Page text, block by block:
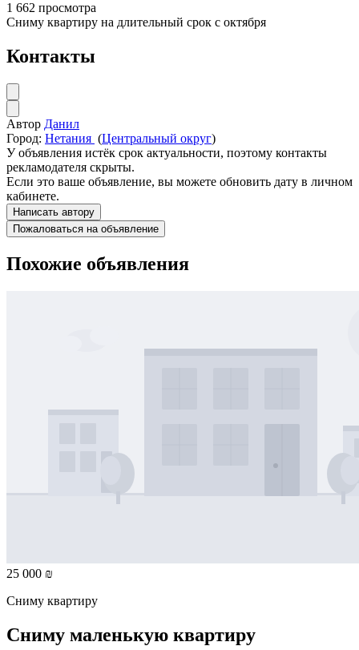
1 662 просмотра
Сниму квартиру на длительный срок с октября
Контакты
Автор Данил
Город: Нетания (Центральный округ)
У объявления истёк срок актуальности, поэтому контакты
рекламодателя скрыты.
Если это ваше объявление, вы можете обновить дату в личном
кабинете.
Написать автору
Пожаловаться на объявление
Похожие объявления
25 000 ₪
Сниму квартиру
Сниму маленькую квартиру